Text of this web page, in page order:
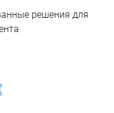
решения для